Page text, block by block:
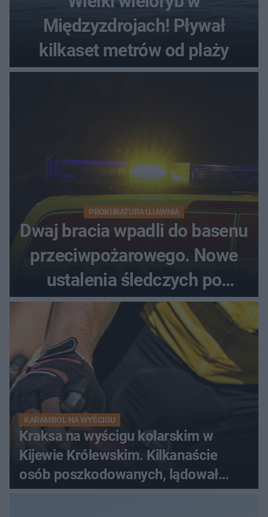
Międzyzdrojach! Pływał
kilkaset metrów od plaży
PROKURATURA UJAWNIA
Dwaj bracia wpadli do basenu
przeciwpożarowego. Nowe
ustalenia śledczych po
dramatycznej akcji
KARAMBOL NA WYŚCIGU
Kraksa na wyścigu kolarskim w
Kijewie Królewskim. Kilkanaście
osób poszkodowanych, lądował
śmigłowiec LPR